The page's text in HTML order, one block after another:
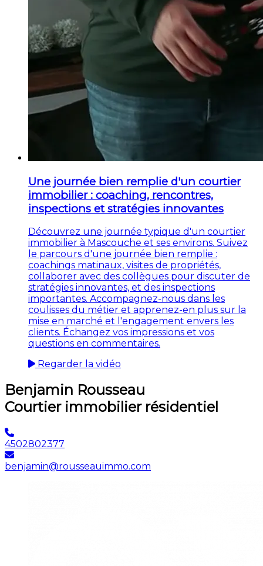
Une journée bien remplie d'un courtier
immobilier : coaching, rencontres,
inspections et stratégies innovantes
Découvrez une journée typique d'un courtier
immobilier à Mascouche et ses environs. Suivez
le parcours d'une journée bien remplie :
coachings matinaux, visites de propriétés,
collaborer avec des collègues pour discuter de
stratégies innovantes, et des inspections
importantes. Accompagnez-nous dans les
coulisses du métier et apprenez-en plus sur la
mise en marché et l'engagement envers les
clients. Échangez vos impressions et vos
questions en commentaires.
Regarder la vidéo
Benjamin Rousseau
Courtier immobilier résidentiel
4502802377
benjamin@rousseauimmo.com